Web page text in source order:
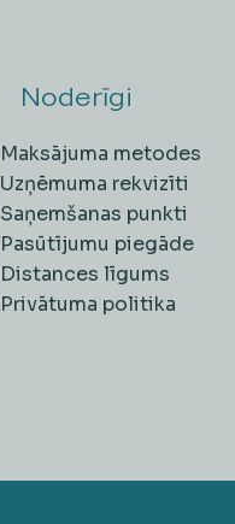
Noderīgi
Maksājuma metodes
Uzņēmuma rekvizīti
Saņemšanas punkti
Pasūtījumu piegāde
Distances līgums
Privātuma politika